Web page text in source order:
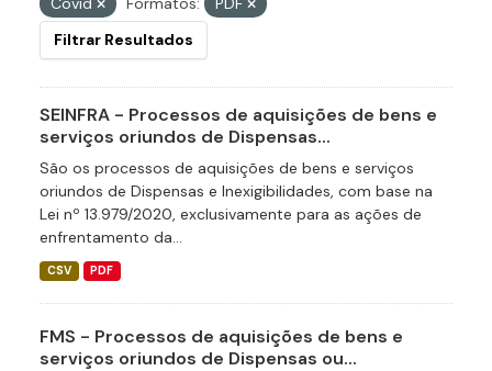
Filtrar Resultados
SEINFRA - Processos de aquisições de bens e
serviços oriundos de Dispensas...
São os processos de aquisições de bens e serviços
oriundos de Dispensas e Inexigibilidades, com base na
Lei nº 13.979/2020, exclusivamente para as ações de
enfrentamento da...
CSV PDF
FMS - Processos de aquisições de bens e
serviços oriundos de Dispensas ou...